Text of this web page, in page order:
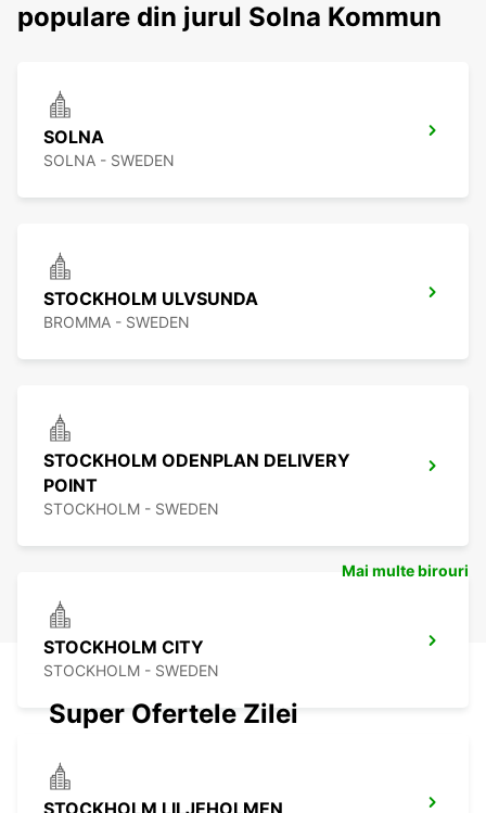
populare din jurul Solna Kommun
SOLNA
SOLNA - SWEDEN
STOCKHOLM ULVSUNDA
BROMMA - SWEDEN
STOCKHOLM ODENPLAN DELIVERY
POINT
STOCKHOLM - SWEDEN
STOCKHOLM CITY
STOCKHOLM - SWEDEN
Mai multe birouri
Super Ofertele Zilei